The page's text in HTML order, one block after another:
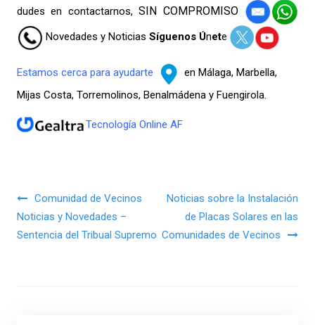
dudes en contactarnos,SIN COMPROMISO
Novedades y Noticias Síguenos Únete
Estamos cerca para ayudarte
en Málaga, Marbella,
Mijas Costa, Torremolinos, Benalmádena y Fuengirola.
Tecnología Online AF
Navegación de entradas
Comunidad de Vecinos
Noticias y Novedades –
Sentencia del Tribual Supremo
Noticias sobre la Instalación
de Placas Solares en las
Comunidades de Vecinos